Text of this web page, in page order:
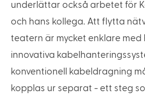
underlättar också arbetet för
och hans kollega. Att flytta
teatern är mycket enklare med
innovativa
konventionell kabeldragning
kopplas ur separat - ett steg